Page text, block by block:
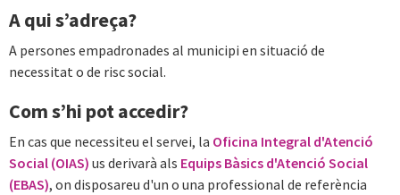
A qui s’adreça?
A persones empadronades al municipi en situació de
necessitat o de risc social.
Com s’hi pot accedir?
En cas que necessiteu el servei, la Oficina Integral d'Atenció
Social (OIAS) us derivarà als Equips Bàsics d'Atenció Social
(EBAS), on disposareu d'un o una professional de referència